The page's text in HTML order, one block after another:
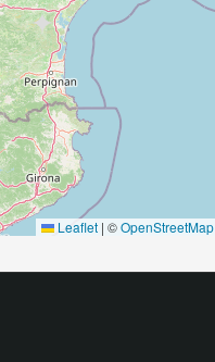
Leaflet | ©OpenStreetMap